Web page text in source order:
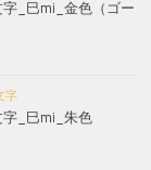
_巳mi_金色（ゴー
字
字_巳mi_朱色